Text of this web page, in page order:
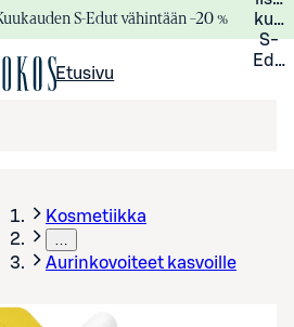
S-Edut vähintään –20 %
S-
Etusivu
Kosmetiikka
…
Aurinkovoiteet kasvoille